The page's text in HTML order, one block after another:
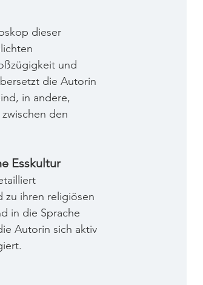
dieser
und
die Autorin
in andere,
den
Esskultur
zu ihren religiösen
in die Sprache
Autorin sich aktiv